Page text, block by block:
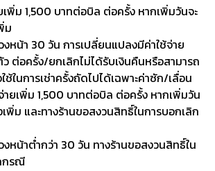
พิ่ม 1,500 บาทต่อบิล ต่อครั้ง หากเพิ่มวันจะ
ม
หน้า 30 วัน การเปลี่ยนแปลงมีค่าใช้จ่าย
ต่อครั้ง/ยกเลิกไม่ได้รับเงินคืนหรือสามารถ
ช้ในการเช่าครั้งถัดไปได้เฉพาะค่าซัก/เลื่อน
ายเพิ่ม 1,500 บาทต่อบิล ต่อครั้ง หากเพิ่มวัน
พิ่ม และทางร้านขอสงวนสิทธิ์ในการบอกเลิก
หน้าต่ำกว่า 30 วัน ทางร้านขอสงวนสิทธิ์ใน
กรณี